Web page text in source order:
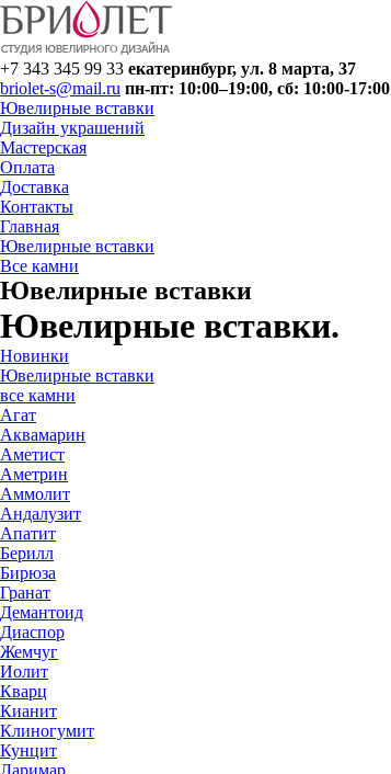
+7 343 345 99 33 екатеринбург, ул. 8 марта, 37
briolet-s@mail.ru пн-пт: 10:00–19:00, сб: 10:00-17:00
Ювелирные вставки
Дизайн украшений
Мастерская
Оплата
Доставка
Контакты
Главная
Ювелирные вставки
Все камни
Ювелирные вставки
Ювелирные вставки.
Новинки
Ювелирные вставки
все камни
Агат
Аквамарин
Аметист
Аметрин
Аммолит
Андалузит
Апатит
Берилл
Бирюза
Гранат
Демантоид
Диаспор
Жемчуг
Иолит
Кварц
Кианит
Клиногумит
Кунцит
Ларимар